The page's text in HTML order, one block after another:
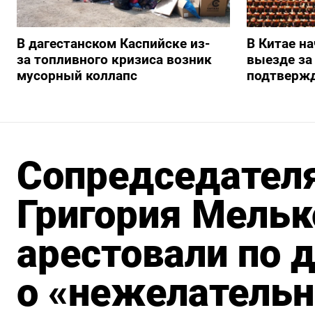
В дагестанском Каспийске из-
за топливного кризиса возник
мусорный коллапс
В Китае
выезде
Григория
арестовали по
о